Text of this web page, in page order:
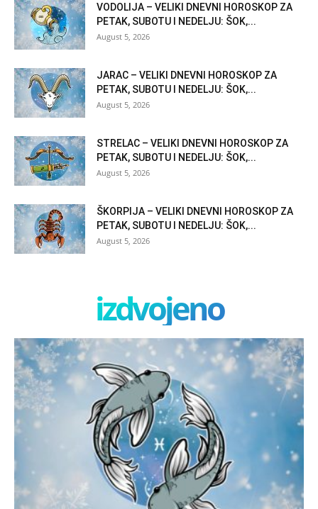
VODOLIJA – VELIKI DNEVNI HOROSKOP ZA
PETAK, SUBOTU I NEDELJU: ŠOK,...
August 5, 2026
JARAC – VELIKI DNEVNI HOROSKOP ZA
PETAK, SUBOTU I NEDELJU: ŠOK,...
August 5, 2026
STRELAC – VELIKI DNEVNI HOROSKOP ZA
PETAK, SUBOTU I NEDELJU: ŠOK,...
August 5, 2026
ŠKORPIJA – VELIKI DNEVNI HOROSKOP ZA
PETAK, SUBOTU I NEDELJU: ŠOK,...
August 5, 2026
izdvojeno